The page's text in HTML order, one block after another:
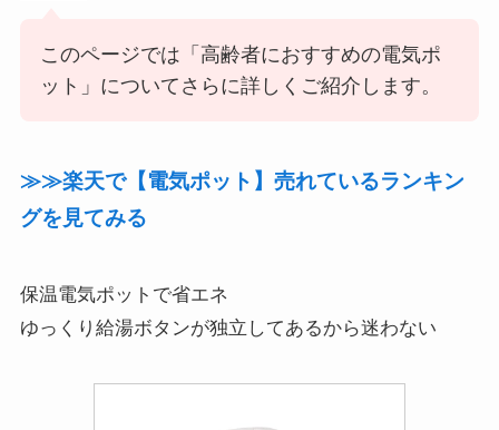
このページでは「高齢者におすすめの電気ポ
ット」についてさらに詳しくご紹介します。
≫≫楽天で【電気ポット】売れているランキン
グを見てみる
保温電気ポットで省エネ
ゆっくり給湯ボタンが独立してあるから迷わない